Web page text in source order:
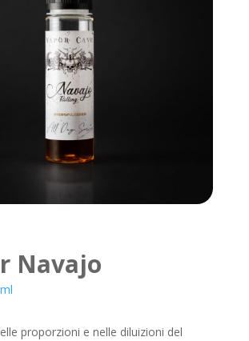
Navajo
proporzioni e nelle diluizioni del